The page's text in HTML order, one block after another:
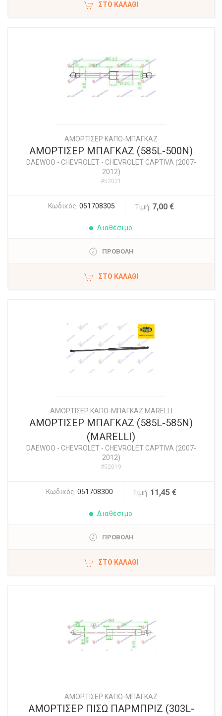
ΣΤΟ ΚΑΛΆΘΙ
ΑΜΟΡΤΙΣΕΡ ΚΑΠΟ-ΜΠΑΓΚΑΖ
ΑΜΟΡΤΙΣΕΡ ΜΠΑΓΚΑΖ (585L-500N)
DAEWOO - CHEVROLET- CHEVROLET CAPTIVA (2007-
2012)
#52021
Κωδικός: 051708305 Τιμή: 7,00 €
Διαθέσιμο
ΠΡΟΒΟΛΗ
ΣΤΟ ΚΑΛΆΘΙ
ΑΜΟΡΤΙΣΕΡ ΚΑΠΟ-ΜΠΑΓΚΑΖ MARELLI
ΑΜΟΡΤΙΣΕΡ ΜΠΑΓΚΑΖ (585L-585N)
(MARELLI)
DAEWOO - CHEVROLET- CHEVROLET CAPTIVA (2007-
2012)
#52019
Κωδικός: 051708300 Τιμή: 11,45 €
Διαθέσιμο
ΠΡΟΒΟΛΗ
ΣΤΟ ΚΑΛΆΘΙ
ΑΜΟΡΤΙΣΕΡ ΚΑΠΟ-ΜΠΑΓΚΑΖ
ΑΜΟΡΤΙΣΕΡ ΠΙΣΩ ΠΑΡΜΠΡΙΖ (303L-